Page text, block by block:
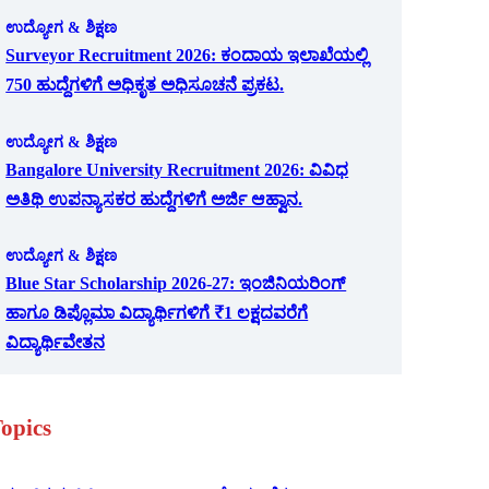
ಉದ್ಯೋಗ & ಶಿಕ್ಷಣ
Surveyor Recruitment 2026: ಕಂದಾಯ ಇಲಾಖೆಯಲ್ಲಿ
750 ಹುದ್ದೆಗಳಿಗೆ ಅಧಿಕೃತ ಅಧಿಸೂಚನೆ ಪ್ರಕಟ.
ಉದ್ಯೋಗ & ಶಿಕ್ಷಣ
Bangalore University Recruitment 2026: ವಿವಿಧ
ಅತಿಥಿ ಉಪನ್ಯಾಸಕರ ಹುದ್ದೆಗಳಿಗೆ ಅರ್ಜಿ ಆಹ್ವಾನ.
ಉದ್ಯೋಗ & ಶಿಕ್ಷಣ
Blue Star Scholarship 2026-27: ಇಂಜಿನಿಯರಿಂಗ್
ಹಾಗೂ ಡಿಪ್ಲೊಮಾ ವಿದ್ಯಾರ್ಥಿಗಳಿಗೆ ₹1 ಲಕ್ಷದವರೆಗೆ
ವಿದ್ಯಾರ್ಥಿವೇತನ